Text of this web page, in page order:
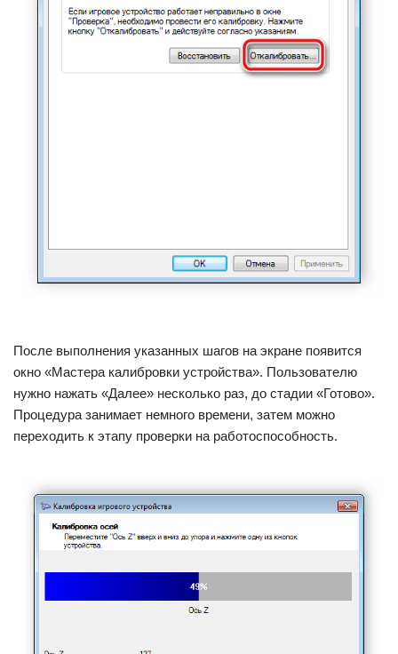
После выполнения указанных шагов на экране появится
окно «Мастера калибровки устройства». Пользователю
нужно нажать «Далее» несколько раз, до стадии «Готово».
Процедура занимает немного времени, затем можно
переходить к этапу проверки на работоспособность.